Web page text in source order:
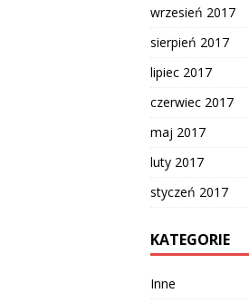
wrzesień 2017
sierpień 2017
lipiec 2017
czerwiec 2017
maj 2017
luty 2017
styczeń 2017
KATEGORIE
Inne